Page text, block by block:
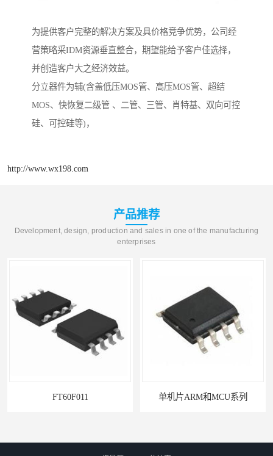
为提供客户完整的解决方案及具价格竞争优势，公司经
营策略采IDM资源垂直整合，期望能给予客户佳选择，
并创造客户大之经济效益。
分立器件为辅(含盖低压MOS管、高压MOS管、超结
MOS、快恢复二级管 、二管、三管、肖特基、双向可控
硅、可控硅等)，
http://www.wx198.com
产品推荐
Development, design, production and sales in one of the manufacturing
enterprises
FT60F011 单机片ARM和MCU系列